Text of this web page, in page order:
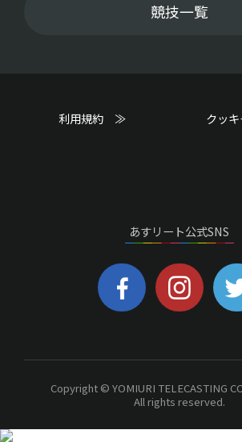
競技一覧
利用規約 ≫ クッ
あすリート公式SNS
Copyright © YOMIURI TELECASTING
All rights reserved.